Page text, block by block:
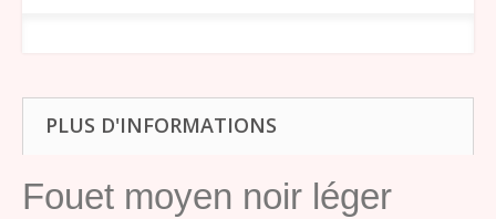
PLUS D'INFORMATIONS
Fouet moyen noir léger